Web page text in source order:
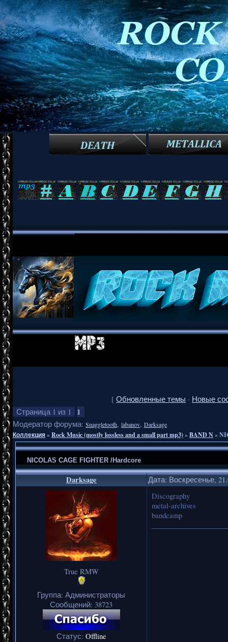
[ Обновленные темы · Новые
Страница 1 из 1 1
Модератор форума: Snaggletooth, labanov, Darksage
Коллекция»Rock Music (mostly lossless and a small part mp3)»BAND N»
NICOLAS CAGE FIGHTER /Hardcore
Darksage Дата: Воскресенье,
True RMW
Группа: Администраторы
Сообщений: 38723
Статус: Offline
Discography
metal-archives
bandcamp